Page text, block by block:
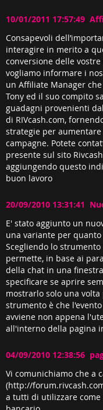
10/01/2011 17:57:49
Consapevoli
interagire in merito a
conversione delle
vogliamo informare i
un Affiliate Manager
Tony ed il suo compito
guadagni provenienti
di RIVcash.com,
strategie per
campagne. Potete
presente sul sito
aggiungendo questo
buon lavoro
20/09/2010 13:31:41
E' stato aggiunto un
una variante per
Scegliendo lo
permette, in base ai
della chat in una
specificare se aprire
mostrarlo solo una
strumento è che
avviene non appena
all'interno della pagina
04/09/2010 12:38:56
Vi comunichiamo che a
(http://
a tutti di utilizzare